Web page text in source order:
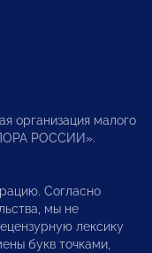
организация малого
РОССИИ».
Согласно
мы не
лексику
букв точками,